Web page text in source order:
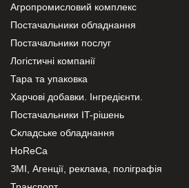
Агропромисловий комплекс
Постачальники обладнання
Постачальники послуг
Логістичні компанії
Тара та упаковка
Харчові добавки. Інгредієнти.
Постачальники IT-рішень
Складське обладнання
HoReCa
ЗМІ, Агенції, реклама, поліграфія